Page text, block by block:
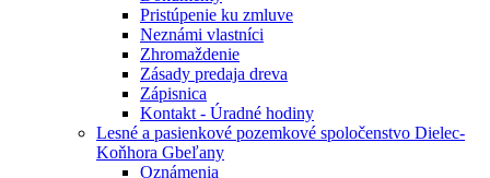
Pristúpenie ku zmluve
Neznámi vlastníci
Zhromaždenie
Zásady predaja dreva
Zápisnica
Kontakt - Úradné hodiny
Lesné a pasienkové pozemkové spoločenstvo Dielec-
Koňhora Gbeľany
Oznámenia